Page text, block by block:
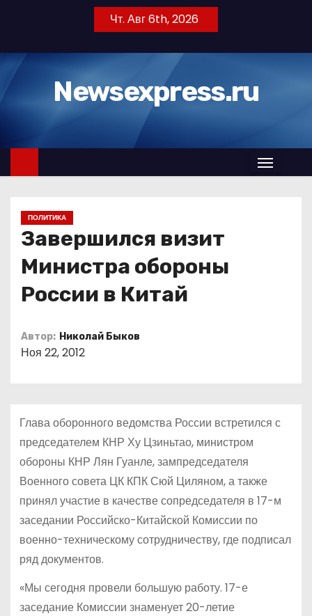
т
к
Чт. Авг 6th, 2026
Newsexpress.ru
ПОЛИТИКА
Завершился визит
Министра обороны
России в Китай
Автор: Николай Быков
Ноя 22, 2012
Глава оборонного ведомства России встретился с
председателем КНР Ху Цзиньтао, министром
обороны КНР Лян Гуанле, зампредседателя
Военного совета ЦК КПК Сюй Циляном, а также
принял участие в качестве сопредседателя в 17-м
заседании Российско-Китайской Комиссии по
военно-техническому сотрудничеству, где подписал
ряд документов.
«Мы сегодня провели большую работу. 17-е
заседание Комиссии знаменует 20-летие